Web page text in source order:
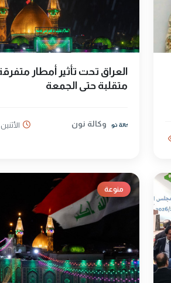
العراق تحت تأثير أمطار
متقلبة حتى الجمعة
وكالة نون الأثنين 09 شباط 2026
منوعة